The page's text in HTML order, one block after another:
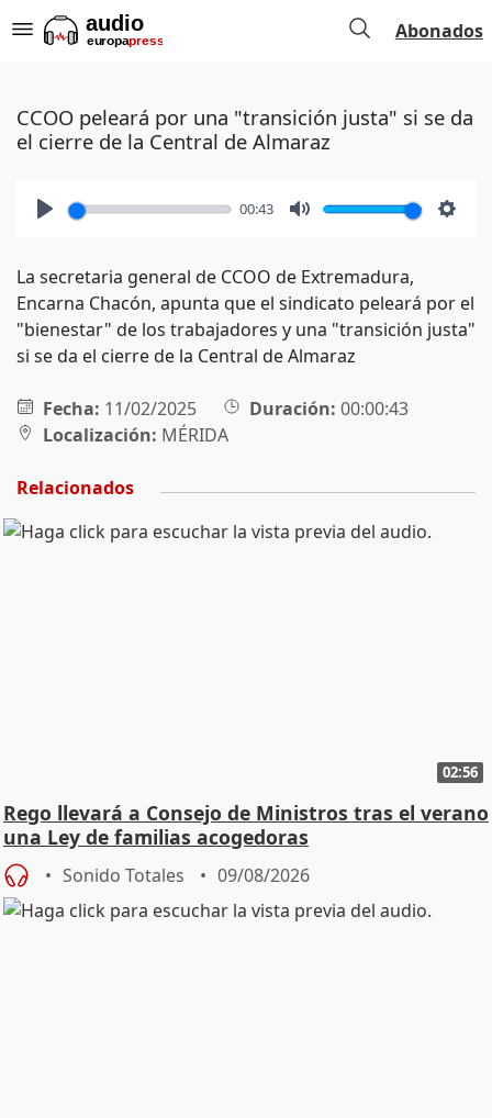
Abonados
CCOO peleará por una "transición justa" si se da
el cierre de la Central de Almaraz
00:43
La secretaria general de CCOO de Extremadura,
Encarna Chacón, apunta que el sindicato peleará por el
"bienestar" de los trabajadores y una "transición justa"
si se da el cierre de la Central de Almaraz
Fecha: 11/02/2025 Duración: 00:00:43
Localización: MÉRIDA
Relacionados
02:56
Rego llevará a Consejo de Ministros tras el verano
una Ley de familias acogedoras
Sonido Totales 09/08/2026